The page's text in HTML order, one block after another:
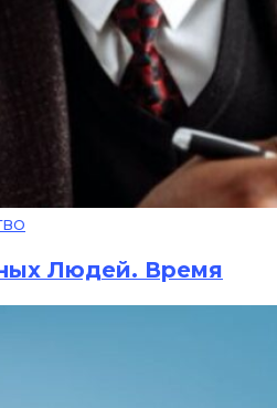
Людей. Время